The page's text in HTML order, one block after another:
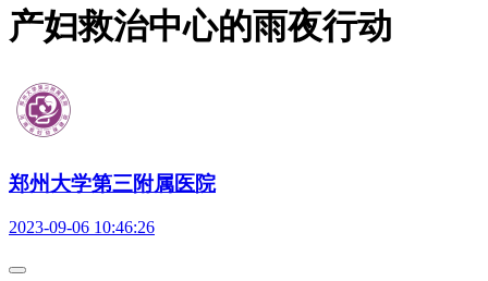
产妇救治中心的雨夜行动
郑州大学第三附属医院
2023-09-06 10:46:26